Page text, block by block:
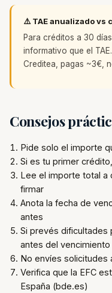
⚠️ TAE anualizado vs
Para créditos a 30
informativo que el
Creditea, pagas ~3€,
Consejos
Pide solo el importe
Si es tu primer
Lee el importe total a
firmar
Anota la fecha de
antes
Si prevés dificultades
antes del vencimiento
No envíes solicitudes
Verifica que la EFC
España (bde.es)